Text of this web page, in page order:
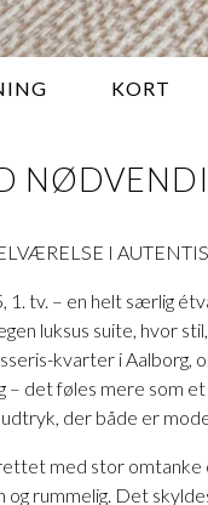
KORT
I
1. tv. – en helt særlig
luksus suite, hvor
kvarter i
– det føles mere som
der både er
med stor
og rummelig. Det